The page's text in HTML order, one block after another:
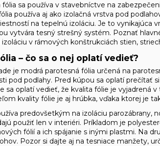
fólia sa používa v stavebníctve na
používa aj ako izolačná vrstva pod
na tepelnú izoláciu. Je to vynikajúca
vytvára tesný strešný systém. Poznať
v rámových konštrukciách stien,
– čo sa o nej oplatí vedieť?
je modrá parotesná fólia určená na
pod podlahy. Pred kúpou sa oplatí prečítať
sa oplatí vedieť, že kvalita fólie je vyjadrená
kvality fólie je aj hrúbka, vďaka ktorej je
predovšetkým na izoláciu parozábrany,
použiť len v interiéri. Príkladom je
fólií a ich spájanie s inými plastmi. Na
Pozor si dajte aj na tesniace manžety,